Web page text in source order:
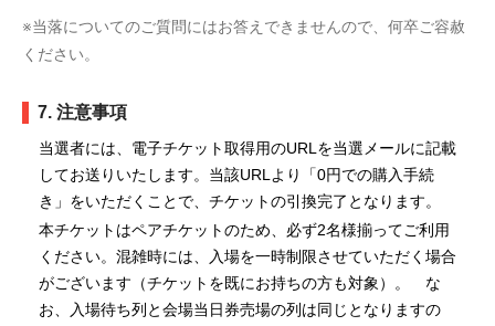
※当落についてのご質問にはお答えできませんので、何卒ご容赦
ください。
7. 注意事項
当選者には、電子チケット取得用のURLを当選メールに記載
してお送りいたします。当該URLより「0円での購入手続
き」をいただくことで、チケットの引換完了となります。
本チケットはペアチケットのため、必ず2名様揃ってご利用
ください。混雑時には、入場を一時制限させていただく場合
がございます（チケットを既にお持ちの方も対象）。 な
お、入場待ち列と会場当日券売場の列は同じとなりますの